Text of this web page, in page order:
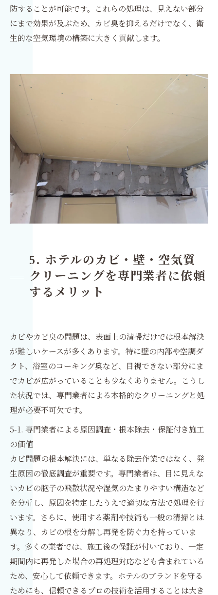
防することが可能です。これらの処理は、見えない部分
にまで効果が及ぶため、カビ臭を抑えるだけでなく、衛
生的な空気環境の構築に大きく貢献します。
5. ホテルのカビ・壁・空気質
クリーニングを専門業者に依頼
するメリット
カビやカビ臭の問題は、表面上の清掃だけでは根本解決
が難しいケースが多くあります。特に壁の内部や空調ダ
クト、浴室のコーキング奥など、目視できない部分にま
でカビが広がっていることも少なくありません。こうし
た状況では、専門業者による本格的なクリーニングと処
理が必要不可欠です。
5-1. 専門業者による原因調査・根本除去・保証付き施工
の価値
カビ問題の根本解決には、単なる除去作業ではなく、発
生原因の徹底調査が重要です。専門業者は、目に見えな
いカビの胞子の飛散状況や湿気のたまりやすい構造など
を分析し、原因を特定したうえで適切な方法で処理を行
います。さらに、使用する薬剤や技術も一般の清掃とは
異なり、カビの根を分解し再発を防ぐ力を持っていま
す。多くの業者では、施工後の保証が付いており、一定
期間内に再発した場合の再処理対応なども含まれている
ため、安心して依頼できます。ホテルのブランドを守る
ためにも、信頼できるプロの技術を活用することは大き